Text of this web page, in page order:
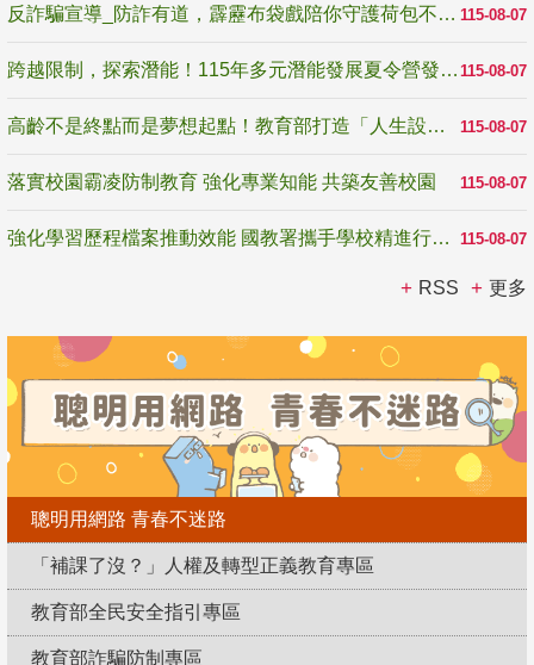
115-08-07
反詐騙宣導_防詐有道，霹靂布袋戲陪你守護荷包不受騙
115-08-07
跨越限制，探索潛能！115年多元潛能發展夏令營發掘生命無限可能
115-08-07
高齡不是終點而是夢想起點！教育部打造「人生設計夢工場」 參展第3屆高齡健康產業博覽會
115-08-07
落實校園霸凌防制教育 強化專業知能 共築友善校園
115-08-07
強化學習歷程檔案推動效能 國教署攜手學校精進行政與教學支持
RSS 更多
聰明用網路 青春不迷路
「補課了沒？」人權及轉型正義教育專區
教育部全民安全指引專區
教育部詐騙防制專區